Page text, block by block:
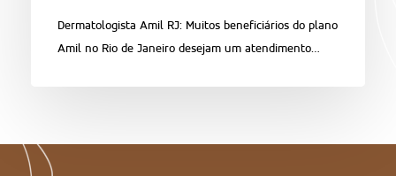
Dermatologista Amil RJ: Muitos beneficiários do plano
Amil no Rio de Janeiro desejam um atendimento…